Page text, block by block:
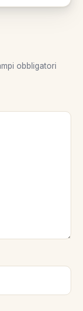
obbligatori